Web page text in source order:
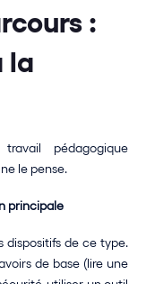
:
la
pédagogique
le pense.
principale
dispositifs de ce type.
de base (lire une